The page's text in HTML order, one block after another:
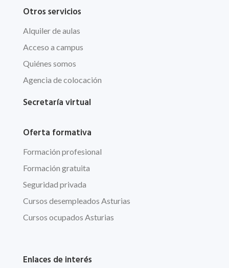
Otros servicios
Alquiler de aulas
Acceso a campus
Quiénes somos
Agencia de colocación
Secretaría virtual
Oferta formativa
Formación profesional
Formación gratuita
Seguridad privada
Cursos desempleados Asturias
Cursos ocupados Asturias
Enlaces de interés